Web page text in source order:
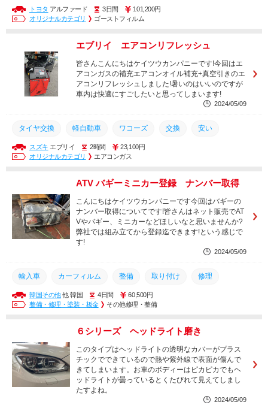
オリジナルカーフィルム カーフィルム
豊田市 持ち込み 取付 カスタム
安い
トヨタ アルファード 3日間
101,200円
オリジナルカテゴリ
ゴーストフィルム
エブリイ エアコンリフレッシュ
皆さんこんにちはケイツウカンパニーです!今回はエ
アコンガスの補充エアコンオイル補充+真空引きのエ
アコンリフレッシュしました!暑いのはいいのですが
車内は快適にすごしたいと思ってしまいます!
2024/05/09
タイヤ交換 軽自動車 ワコーズ 交換 安い
持ち込み 取付 カスタム 持込
西尾市 土日営業
スズキ エブリイ 2時間
23,100円
オリジナルカテゴリ
エアコンガス
ATV バギーミニカー登録 ナンバー取得
こんにちはケイツウカンパニーです今回はバギーの
ナンバー取得についてです!皆さんはネット販売でAT
Vやバギー、ミニカーなどほしいなと思いませんか?
弊社では組み立てから登録迄できます!という感じで
す!
2024/05/09
輸入車 カーフィルム 整備 取り付け 修理
オリジナルフィルム オリジナルカーフィルム
岡崎市 幸田町 西尾市
韓国その他他 韓国 4日間
60,500円
整備・修理・塗装・板金
その他修理・整備
６シリーズ ヘッドライト磨き
このタイプはヘッドライトの透明なカバーがプラス
チックでできているので熱や紫外線で表面が傷んで
きてしまいます。お車のボディーはピカピカでもヘ
ッドライトが曇っているとくたびれて見えてしまし
たすよね。
2024/05/09